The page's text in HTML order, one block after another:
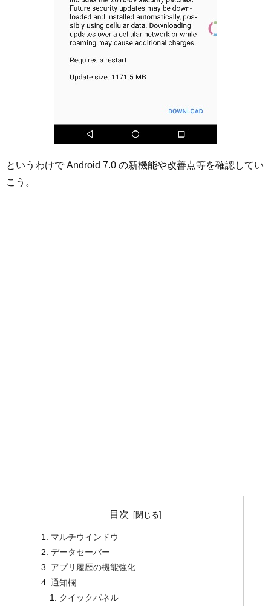
というわけで Android 7.0 の新機能や改善点等を確認してい
こう。
目次
マルチウインドウ
データセーバー
アプリ履歴の機能強化
通知欄
クイックパネル